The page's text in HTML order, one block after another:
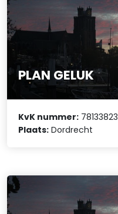
PLAN GELUK
KvK nummer: 78133823
Plaats: Dordrecht